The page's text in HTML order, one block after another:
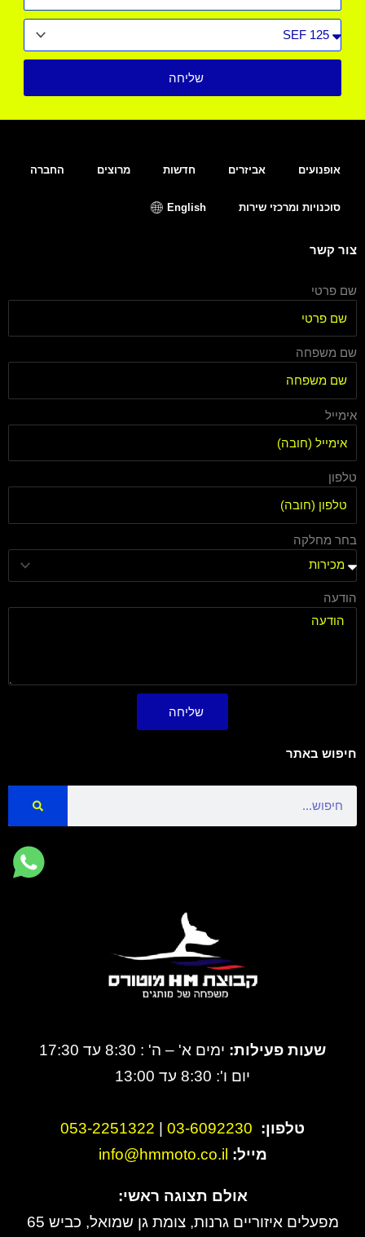
רכב
שליחה
אופנועים אביזרים חדשות מרוצים החברה
סוכנויות ומרכזי שירות English
צור קשר
שם פרטי
שם משפחה
אימייל
טלפון
בחר מחלקה
הודעה
שליחה
חיפוש באתר
שעות פעילות: ימים א' – ה' : 8:30 עד 17:30
יום ו': 8:30 עד 13:00
טלפון: 03-6092230
|
053-2251322
מייל: info@hmmoto.co.il
אולם תצוגה ראשי:
מפעלים איזוריים גרנות, צומת גן שמואל, כביש 65